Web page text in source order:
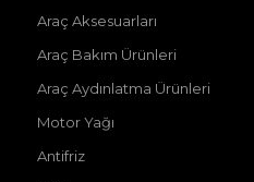
Araç Aksesuarları
Araç Bakım Ürünleri
Araç Aydınlatma Ürünleri
Motor Yağı
Antifriz